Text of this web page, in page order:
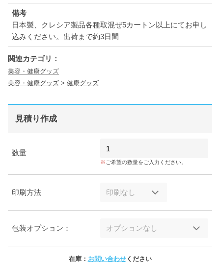
備考
日本製、クレシア製品各種取混ぜ5カートン以上にてお申し
込みください。出荷まで約3日間
関連カテゴリ：
美容・健康グッズ
美容・健康グッズ > 健康グッズ
見積り作成
数量
ご希望の数量をご入力ください。
印刷方法
包装オプション：
在庫： お問い合わせください